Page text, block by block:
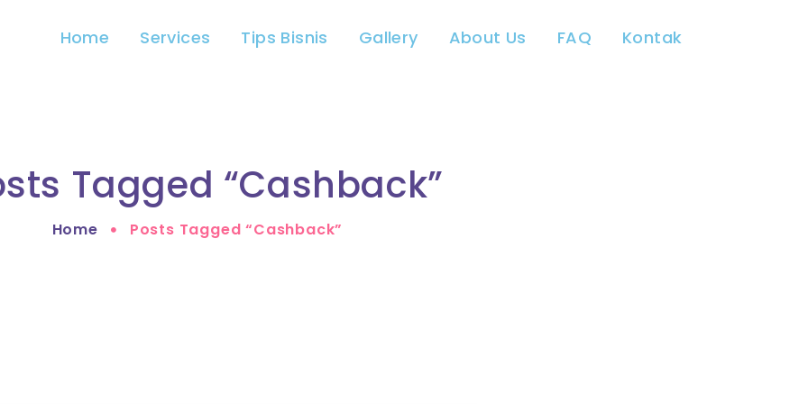
Home Services Tips Bisnis Gallery About Us FAQ Kontak
Tagged “cashback”
Home Posts Tagged “cashback”